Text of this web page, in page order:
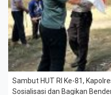
Sambut HUT RI Ke-81,
Sosialisasi dan Bagikan